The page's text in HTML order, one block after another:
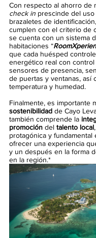
Con respecto al ahorro de
check in prescinde del
brazaletes de
cumplen con el criterio de
se cuenta con un sistema
habitaciones “
que cada huésped
energético real con control
sensores de presencia,
de puertas y ventanas, así
temperatura y humedad.
Finalmente, es importante
sostenibilidad de Cayo
también comprende la
promoción del talento local
protagónica y fundamental
ofrecer una experiencia
y un después en la forma
en la región.*